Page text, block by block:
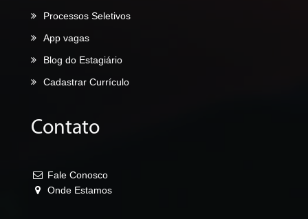
Processos Seletivos
App vagas
Blog do Estagiário
Cadastrar Currículo
Contato
Fale Conosco
Onde Estamos